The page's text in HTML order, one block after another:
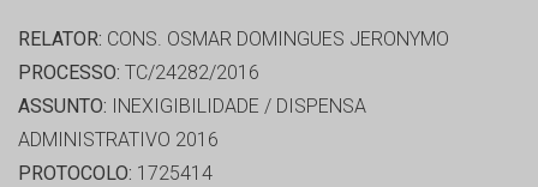
RELATOR: CONS. OSMAR DOMINGUES JERONYMO
PROCESSO: TC/24282/2016
ASSUNTO: INEXIGIBILIDADE / DISPENSA
ADMINISTRATIVO 2016
PROTOCOLO: 1725414